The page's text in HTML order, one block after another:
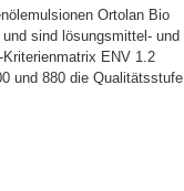
Ortolan Bio
sind lösungsmittel- und
ENV 1.2
und 880 die Qualitätsstufe